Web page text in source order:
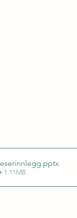
.pptx
1.11MB